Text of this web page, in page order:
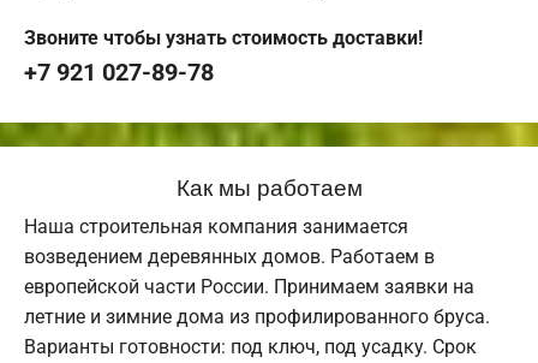
Звоните чтобы узнать стоимость доставки!
+7 921 027-89-78
Как мы работаем
Наша строительная компания занимается
возведением деревянных домов. Работаем в
европейской части России. Принимаем заявки на
летние и зимние дома из профилированного бруса.
Варианты готовности: под ключ, под усадку. Срок